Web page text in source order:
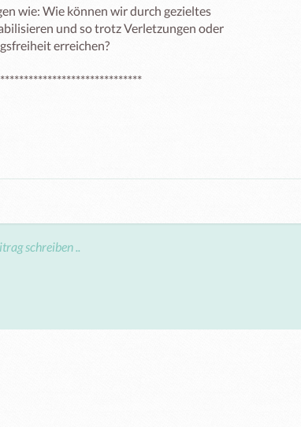
wie: Wie können wir durch gezieltes
und so trotz Verletzungen oder
erreichen?